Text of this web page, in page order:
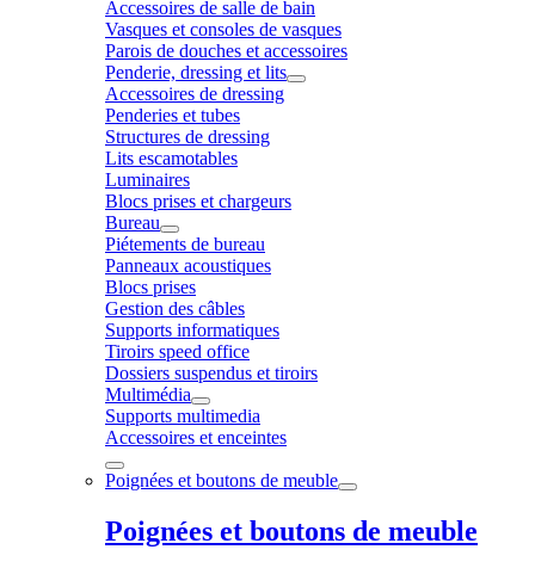
Accessoires de salle de bain
Vasques et consoles de vasques
Parois de douches et accessoires
Penderie, dressing et lits
Accessoires de dressing
Penderies et tubes
Structures de dressing
Lits escamotables
Luminaires
Blocs prises et chargeurs
Bureau
Piétements de bureau
Panneaux acoustiques
Blocs prises
Gestion des câbles
Supports informatiques
Tiroirs speed office
Dossiers suspendus et tiroirs
Multimédia
Supports multimedia
Accessoires et enceintes
Poignées et boutons de meuble
Poignées et boutons de meuble